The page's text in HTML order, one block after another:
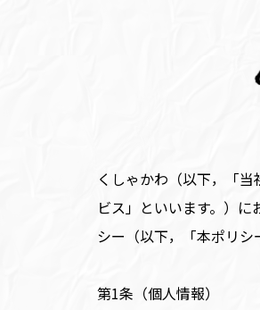
くしゃかわ（以下，「
ビス」といいます。）
シー（以下，「本ポリシ
第1条（個人情報）